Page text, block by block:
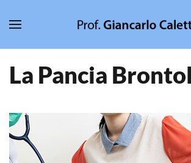
La Pancia